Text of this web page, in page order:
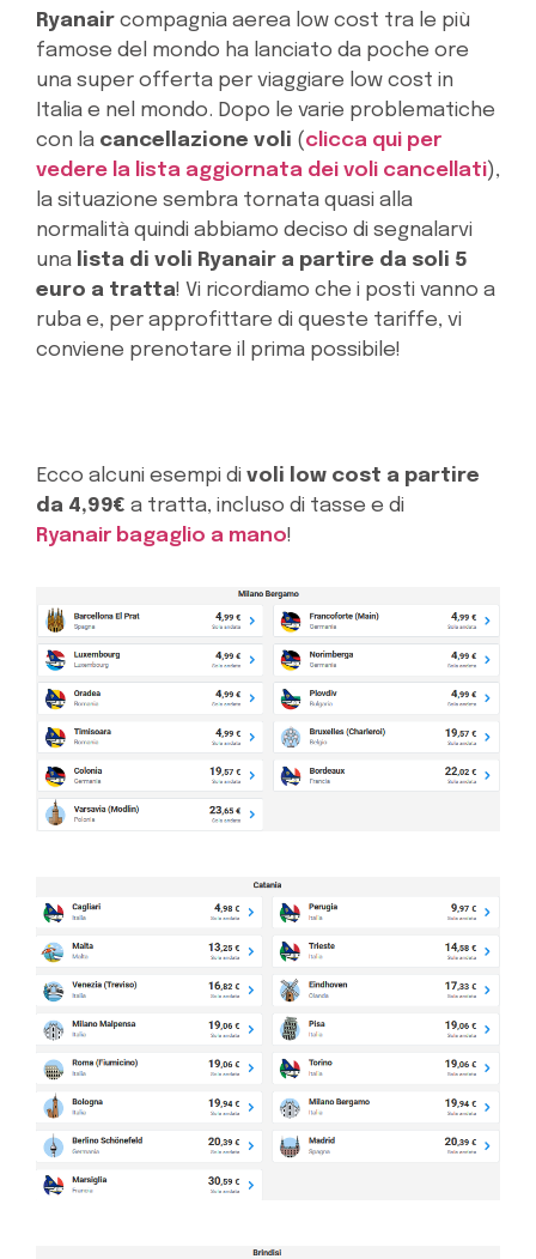
Ryanair compagnia aerea low cost tra le più
famose del mondo ha lanciato da poche ore
una super offerta per viaggiare low cost in
Italia e nel mondo. Dopo le varie problematiche
con la cancellazione voli (clicca qui per
vedere la lista aggiornata dei voli cancellati),
la situazione sembra tornata quasi alla
normalità quindi abbiamo deciso di segnalarvi
una lista di voli Ryanair a partire da soli 5
euro a tratta! Vi ricordiamo che i posti vanno a
ruba e, per approfittare di queste tariffe, vi
conviene prenotare il prima possibile!
Ecco alcuni esempi di voli low cost a partire
da 4,99€ a tratta, incluso di tasse e di
Ryanair bagaglio a mano!